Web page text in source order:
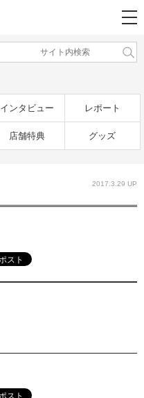
インタビュー レポート
店舗特典 グッズ
2017.3.29 UP